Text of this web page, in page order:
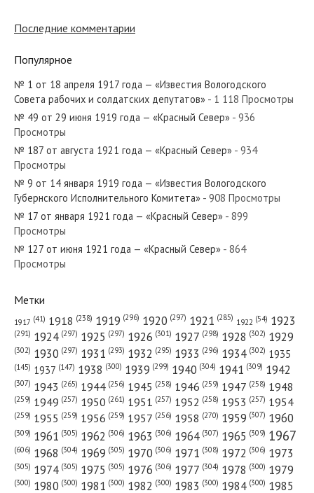
№ 135 от июля 1949 года — «Красный Север»
№ 12 от января 1967 года — «Красный Север»
№ 190 от августа 1933 года — «Красный Север»
№ 206 от сентября 1925 года — «Красный Север»
№ 192 от августа 1963 года — «Красный Север»
Последние комментарии
Популярное
№ 1 от 18 апреля 1917 года — «Известия Вологодского
Совета рабочих и солдатских депутатов» - 1 118 Просмотры
№ 49 от 29 июня 1919 года — «Красный Север» - 936
Просмотры
№ 187 от августа 1921 года — «Красный Север» - 934
Просмотры
№ 9 от 14 января 1919 года — «Известия Вологодского
Губернского Исполнительного Комитета» - 908 Просмотры
№ 17 от января 1921 года — «Красный Север» - 899
Просмотры
№ 127 от июня 1921 года — «Красный Север» - 864
Просмотры
Метки
1917 (41) 1918 (238) 1919 (296) 1920 (297) 1921 (285) 1922 (54) 1923
(291) 1924 (297) 1925 (297) 1926 (301) 1927 (298) 1928 (302) 1929
(302) 1930 (297) 1931 (293) 1932 (295) 1933 (296) 1934 (302) 1935
(145) 1937 (147) 1938 (300) 1939 (299) 1940 (304) 1941 (309) 1942
(307) 1943 (265) 1944 (256) 1945 (258) 1946 (259) 1947 (258) 1948
(259) 1949 (257) 1950 (261) 1951 (257) 1952 (258) 1953 (257) 1954
(259) 1955 (259) 1956 (259) 1957 (256) 1958 (270) 1959 (307) 1960
(309) 1961 (305) 1962 (306) 1963 (306) 1964 (307) 1965 (309) 1967
(606) 1968 (304) 1969 (305) 1970 (306) 1971 (308) 1972 (306) 1973
(305) 1974 (305) 1975 (305) 1976 (306) 1977 (304) 1978 (300) 1979
(300) 1980 (300) 1981 (300) 1982 (300) 1983 (300) 1984 (300) 1985